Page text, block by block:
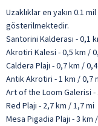
Uzaklıklar en yakın 0.1
gösterilmektedir.
Santorini Kalderası - 0,1
Akrotiri Kalesi - 0,5 km /
Caldera Plajı - 0,7 km /
Antik Akrotiri - 1 km / 0,7
Art of the Loom Galerisi -
Red Plajı - 2,7 km / 1,7 mi
Mesa Pigadia Plajı - 3 km